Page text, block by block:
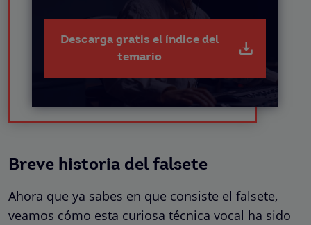
Descarga gratis el índice del
temario
Breve historia del falsete
Ahora que ya sabes en que consiste el falsete,
veamos cómo esta curiosa técnica vocal ha sido